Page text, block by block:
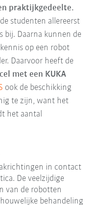
praktijkgedeelte.
studenten allereerst
bij. Daarna kunnen de
op een robot
Daarvoor heeft de
met een KUKA
ook de beschikking
te zijn, want het
het aantal
in contact
De veelzijdige
van de robotten
behandeling